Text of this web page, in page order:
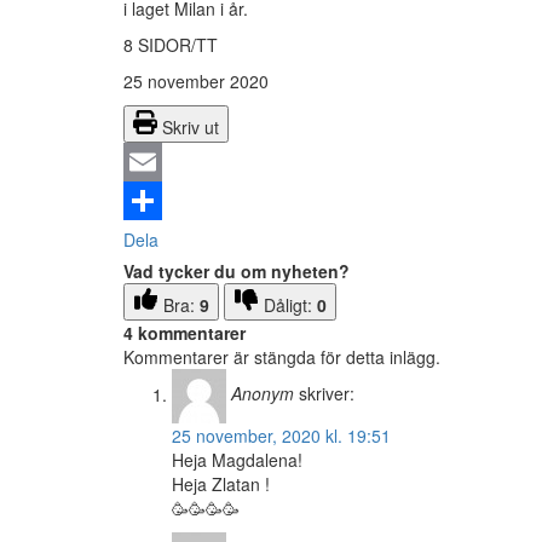
i laget Milan i år.
8 SIDOR/TT
25 november 2020
Skriv ut
Email
Dela
Vad tycker du om nyheten?
Bra: 9 Dåligt: 0
4 kommentarer
Kommentarer är stängda för detta inlägg.
Anonym skriver:
25 november, 2020 kl. 19:51
Heja Magdalena!
Heja Zlatan !
🥳🥳🥳🥳